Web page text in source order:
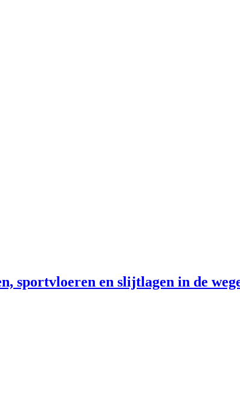
sportvloeren en slijtlagen in de